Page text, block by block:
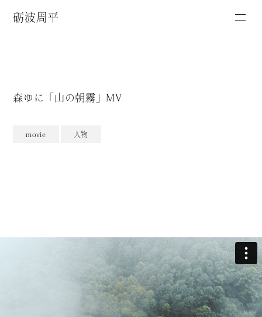
砺波周平
森ゆに「山の朝霧」MV
movie 人物